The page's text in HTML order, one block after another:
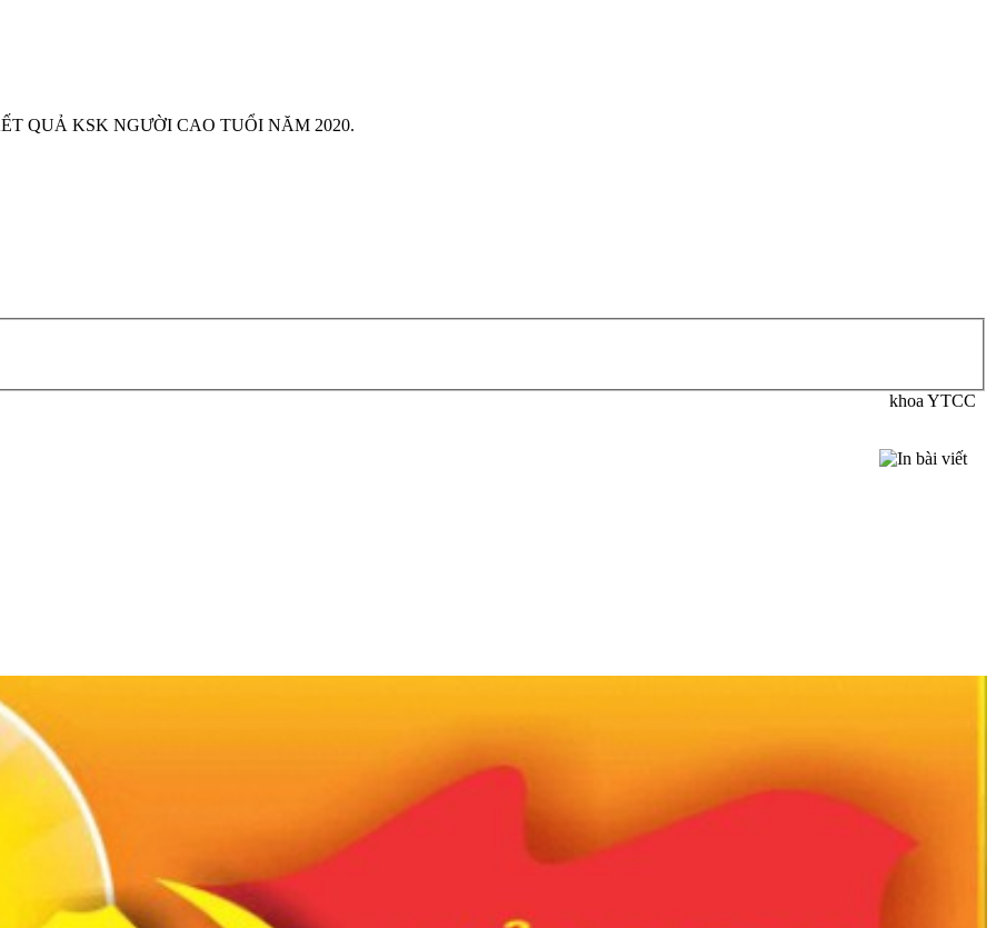
QUẢ KSK NGƯỜI CAO TUỔI NĂM 2020.
khoa YTCC